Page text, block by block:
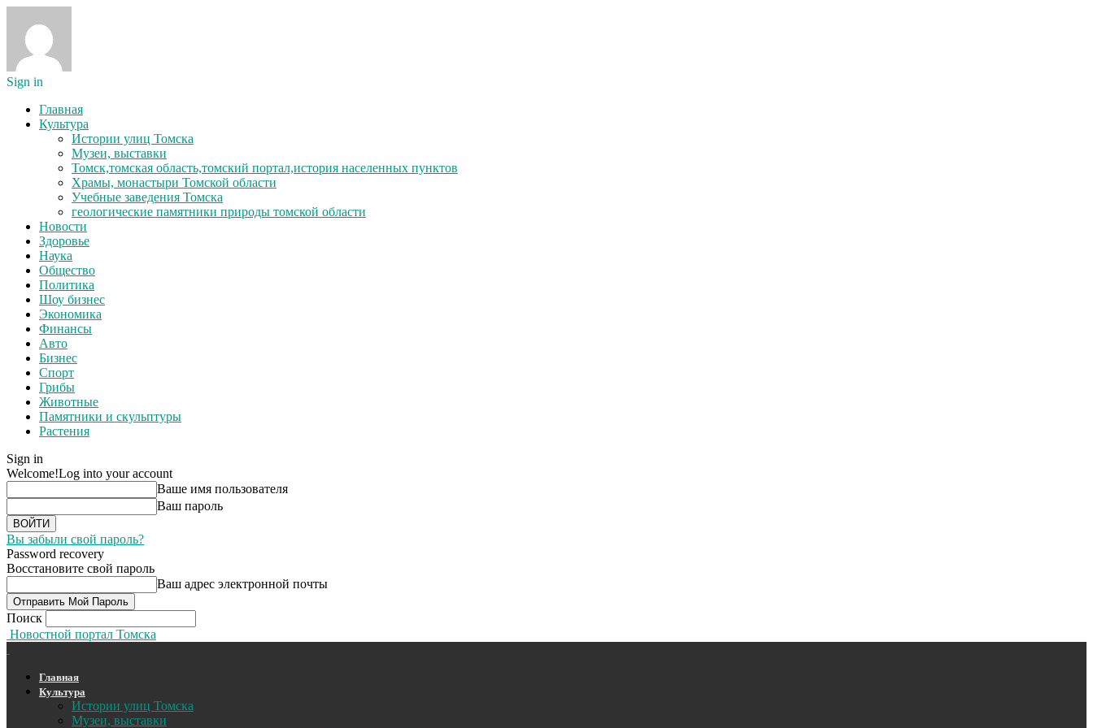
Sign in
Главная
Культура
Истории улиц Томска
Музеи, выставки
Томск,томская область,томский портал,история населенных пунктов
Храмы, монастыри Томской области
Учебные заведения Томска
геологические памятники природы томской области
Новости
Здоровье
Наука
Общество
Политика
Шоу бизнес
Экономика
Финансы
Авто
Бизнес
Спорт
Грибы
Животные
Памятники и скульптуры
Растения
Sign in
Welcome!Log into your account
Ваше имя пользователя
Ваш пароль
Вы забыли свой пароль?
Password recovery
Восстановите свой пароль
Ваш адрес электронной почты
Поиск
Новостной портал Томска
Главная
Культура
Истории улиц Томска
Музеи, выставки